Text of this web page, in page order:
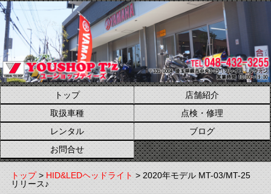
トップ
店舗紹介
取扱車種
点検・修理
レンタル
ブログ
お問合せ
トップ>HID&LEDヘッドライト> 2020年モデル MT-03/MT-25
リリース♪